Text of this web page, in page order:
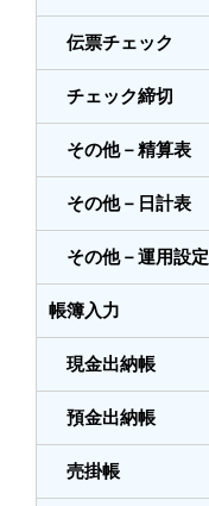
伝票チェック
チェック締切
その他－精算表
その他－日計表
その他－運用設定
帳簿入力
現金出納帳
預金出納帳
売掛帳